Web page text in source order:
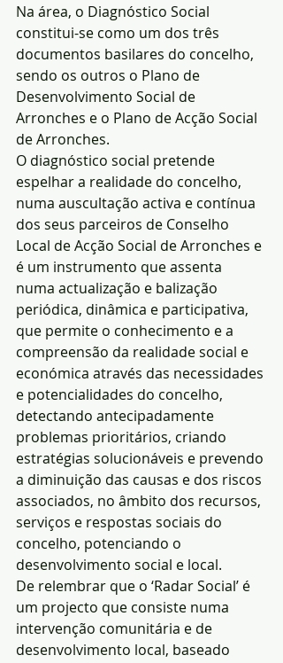
Na área, o Diagnóstico Social
constitui-se como um dos três
documentos basilares do concelho,
sendo os outros o Plano de
Desenvolvimento Social de
Arronches e o Plano de Acção Social
de Arronches.
O diagnóstico social pretende
espelhar a realidade do concelho,
numa auscultação activa e contínua
dos seus parceiros de Conselho
Local de Acção Social de Arronches e
é um instrumento que assenta
numa actualização e balização
periódica, dinâmica e participativa,
que permite o conhecimento e a
compreensão da realidade social e
económica através das necessidades
e potencialidades do concelho,
detectando antecipadamente
problemas prioritários, criando
estratégias solucionáveis e prevendo
a diminuição das causas e dos riscos
associados, no âmbito dos recursos,
serviços e respostas sociais do
concelho, potenciando o
desenvolvimento social e local.
De relembrar que o ‘Radar Social’ é
um projecto que consiste numa
intervenção comunitária e de
desenvolvimento local, baseado